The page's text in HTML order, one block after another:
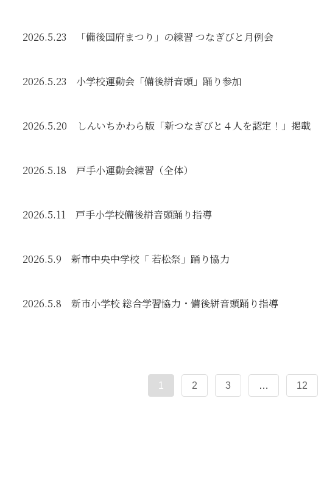
2026.5.23 「備後国府まつり」の練習 つなぎびと月例会
2026.5.23 小学校運動会「備後絣音頭」踊り参加
2026.5.20 しんいちかわら版「新つなぎびと４人を認定！」掲載
2026.5.18 戸手小運動会練習（全体）
2026.5.11 戸手小学校備後絣音頭踊り指導
2026.5.9 新市中央中学校「 若松祭」踊り協力
2026.5.8 新市小学校 総合学習協力・備後絣音頭踊り指導
1 2 3 … 12